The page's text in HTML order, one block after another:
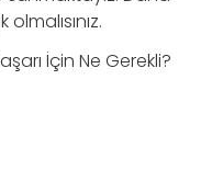
İçin Ne Gerekli?